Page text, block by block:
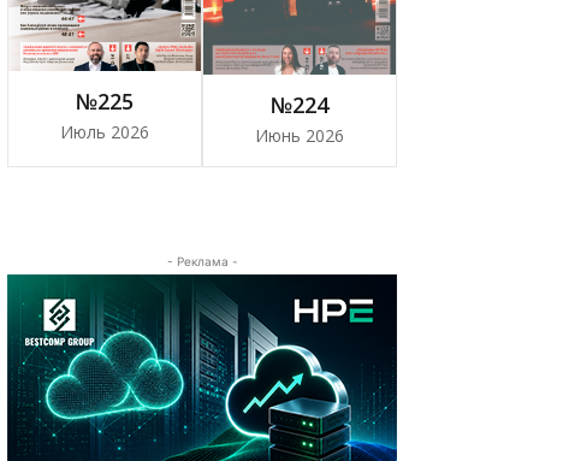
№225
Июль 2026
№224
Июнь 2026
- Реклама -